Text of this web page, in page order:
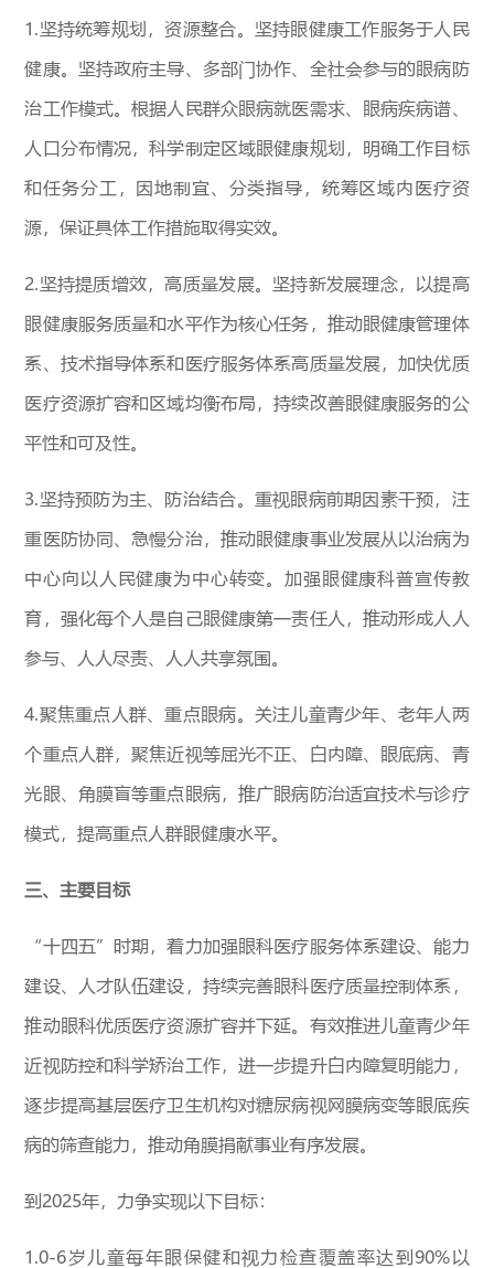
1.坚持统筹规划，资源整合。坚持眼健康工作服务于人民
健康。坚持政府主导、多部门协作、全社会参与的眼病防
治工作模式。根据人民群众眼病就医需求、眼病疾病谱、
人口分布情况，科学制定区域眼健康规划，明确工作目标
和任务分工，因地制宜、分类指导，统筹区域内医疗资
源，保证具体工作措施取得实效。
2.坚持提质增效，高质量发展。坚持新发展理念，以提高
眼健康服务质量和水平作为核心任务，推动眼健康管理体
系、技术指导体系和医疗服务体系高质量发展，加快优质
医疗资源扩容和区域均衡布局，持续改善眼健康服务的公
平性和可及性。
3.坚持预防为主、防治结合。重视眼病前期因素干预，注
重医防协同、急慢分治，推动眼健康事业发展从以治病为
中心向以人民健康为中心转变。加强眼健康科普宣传教
育，强化每个人是自己眼健康第一责任人，推动形成人人
参与、人人尽责、人人共享氛围。
4.聚焦重点人群、重点眼病。关注儿童青少年、老年人两
个重点人群，聚焦近视等屈光不正、白内障、眼底病、青
光眼、角膜盲等重点眼病，推广眼病防治适宜技术与诊疗
模式，提高重点人群眼健康水平。
三、主要目标
“十四五”时期，着力加强眼科医疗服务体系建设、能力
建设、人才队伍建设，持续完善眼科医疗质量控制体系，
推动眼科优质医疗资源扩容并下延。有效推进儿童青少年
近视防控和科学矫治工作，进一步提升白内障复明能力，
逐步提高基层医疗卫生机构对糖尿病视网膜病变等眼底疾
病的筛查能力，推动角膜捐献事业有序发展。
到2025年，力争实现以下目标：
1.0-6岁儿童每年眼保健和视力检查覆盖率达到90%以